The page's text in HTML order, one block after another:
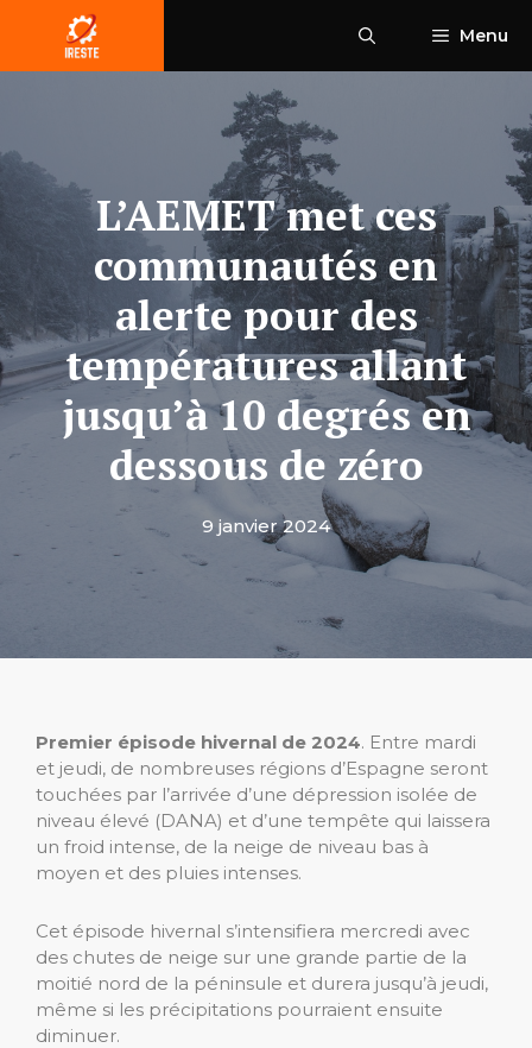
contenu
Menu
L’AEMET met ces
communautés en
alerte pour des
températures allant
jusqu’à 10 degrés en
dessous de zéro
9 janvier 2024
Premier épisode hivernal de 2024. Entre mardi
et jeudi, de nombreuses régions d’Espagne seront
touchées par l’arrivée d’une dépression isolée de
niveau élevé (DANA) et d’une tempête qui laissera
un froid intense, de la neige de niveau bas à
moyen et des pluies intenses.
Cet épisode hivernal s’intensifiera mercredi avec
des chutes de neige sur une grande partie de la
moitié nord de la péninsule et durera jusqu’à jeudi,
même si les précipitations pourraient ensuite
diminuer.